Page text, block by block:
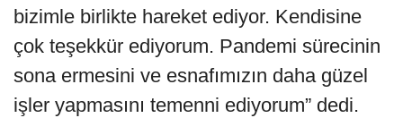
bizimle birlikte hareket ediyor. Kendisine
çok teşekkür ediyorum. Pandemi sürecinin
sona ermesini ve esnafımızın daha güzel
işler yapmasını temenni ediyorum” dedi.